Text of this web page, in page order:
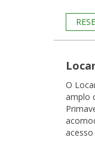
O
amplo